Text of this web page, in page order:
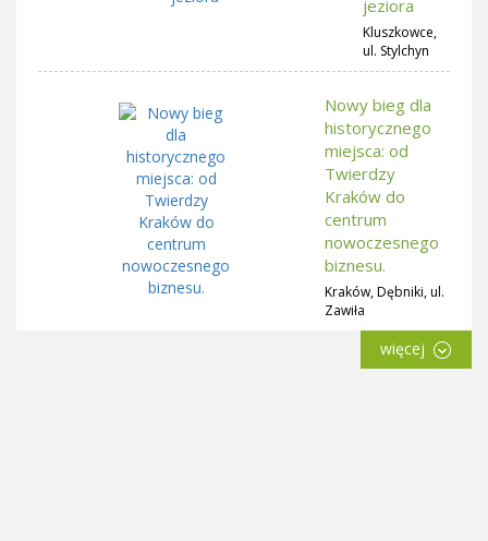
jeziora
Kluszkowce,
ul. Stylchyn
Nowy bieg dla
historycznego
miejsca: od
Twierdzy
Kraków do
centrum
nowoczesnego
biznesu.
Kraków, Dębniki, ul.
Zawiła
więcej